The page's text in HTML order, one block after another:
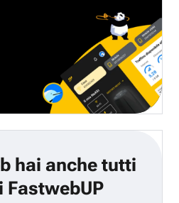
hai anche tutti
FastwebUP